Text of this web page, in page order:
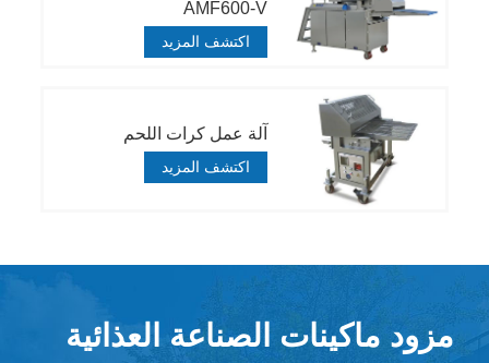
AMF600-V
اكتشف المزيد
آلة عمل كرات اللحم
اكتشف المزيد
مزود ماكينات الصناعة العذائية